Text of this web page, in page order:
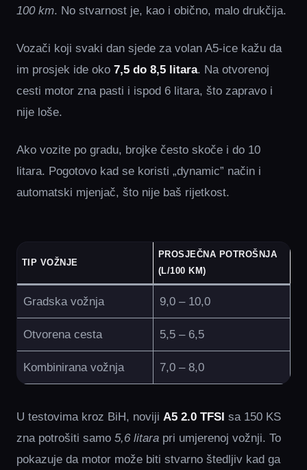
100 km. No stvarnost je, kao i obično, malo drukčija.
Vozači koji svaki dan sjede za volan A5-ice kažu da
im prosjek ide oko 7,5 do 8,5 litara. Na otvorenoj
cesti motor zna pasti i ispod 6 litara, što zapravo i
nije loše.
Ako vozite po gradu, brojke često skoče i do 10
litara. Pogotovo kad se koristi „dynamic” način i
automatski mjenjač, što nije baš rijetkost.
TIP VOŽNJE
PROSJEČNA POTROŠNJA
(L/100 KM)
Gradska vožnja 9,0 – 10,0
Otvorena cesta 5,5 – 6,5
Kombinirana vožnja 7,0 – 8,0
U testovima kroz BiH, noviji A5 2.0 TFSI sa 150 KS
zna potrošiti samo 5,6 litara pri umjerenoj vožnji. To
pokazuje da motor može biti stvarno štedljiv kad ga